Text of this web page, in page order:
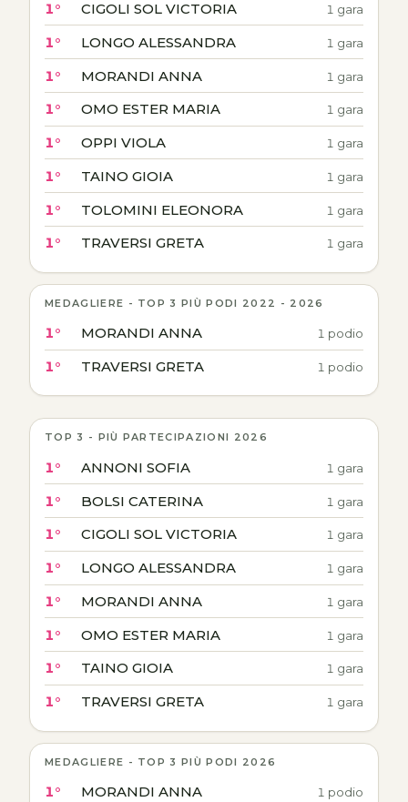
1° CIGOLI SOL VICTORIA 1 gara
1° LONGO ALESSANDRA 1 gara
1° MORANDI ANNA 1 gara
1° OMO ESTER MARIA 1 gara
1° OPPI VIOLA 1 gara
1° TAINO GIOIA 1 gara
1° TOLOMINI ELEONORA 1 gara
1° TRAVERSI GRETA 1 gara
MEDAGLIERE - TOP 3 PIÙ PODI 2022 - 2026
1° MORANDI ANNA 1 podio
1° TRAVERSI GRETA 1 podio
TOP 3 - PIÙ PARTECIPAZIONI 2026
1° ANNONI SOFIA 1 gara
1° BOLSI CATERINA 1 gara
1° CIGOLI SOL VICTORIA 1 gara
1° LONGO ALESSANDRA 1 gara
1° MORANDI ANNA 1 gara
1° OMO ESTER MARIA 1 gara
1° TAINO GIOIA 1 gara
1° TRAVERSI GRETA 1 gara
MEDAGLIERE - TOP 3 PIÙ PODI 2026
1° MORANDI ANNA 1 podio